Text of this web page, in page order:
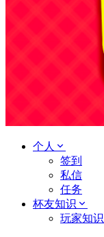
个人
签到
私信
任务
杯友知识
玩家知识